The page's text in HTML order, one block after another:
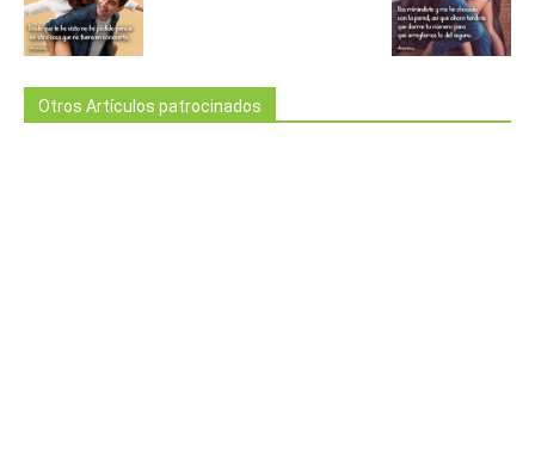
Otros Artículos patrocinados